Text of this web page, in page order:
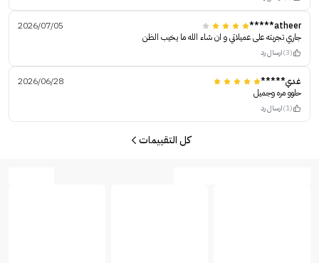
atheer*****
2026/07/05
جاري تجربته على عميلاتي و ان شاء الله ما يخيب الظن
(3) ارسال رد
غدي*****
2026/06/28
حلوو مره وجميل
(1) ارسال رد
كل التقييمات